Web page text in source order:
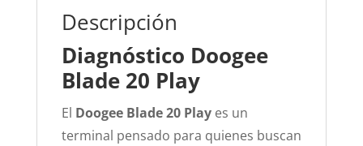
Descripción
Diagnóstico Doogee
Blade 20 Play
El Doogee Blade 20 Playes un
terminal pensado para quienes buscan